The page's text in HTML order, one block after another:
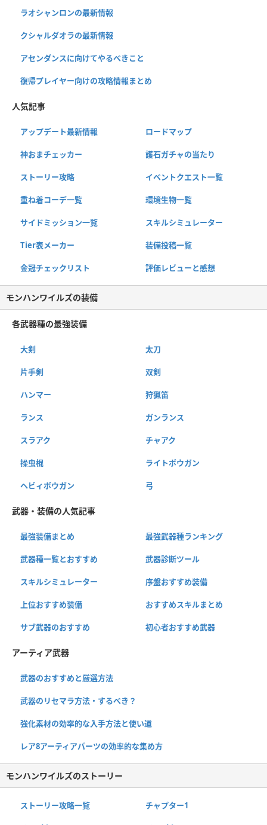
ラオシャンロンの最新情報
クシャルダオラの最新情報
アセンダンスに向けてやるべきこと
復帰プレイヤー向けの攻略情報まとめ
人気記事
アップデート最新情報 ロードマップ
神おまチェッカー 護石ガチャの当たり
ストーリー攻略 イベントクエスト一覧
重ね着コーデ一覧 環境生物一覧
サイドミッション一覧 スキルシミュレーター
Tier表メーカー 装備投稿一覧
金冠チェックリスト 評価レビューと感想
モンハンワイルズの装備
各武器種の最強装備
大剣 太刀
片手剣 双剣
ハンマー 狩猟笛
ランス ガンランス
スラアク チャアク
操虫棍 ライトボウガン
ヘビィボウガン 弓
武器・装備の人気記事
最強装備まとめ 最強武器種ランキング
武器種一覧とおすすめ 武器診断ツール
スキルシミュレーター 序盤おすすめ装備
上位おすすめ装備 おすすめスキルまとめ
サブ武器のおすすめ 初心者おすすめ武器
アーティア武器
武器のおすすめと厳選方法
武器のリセマラ方法・するべき？
強化素材の効率的な入手方法と使い道
レア8アーティアパーツの効率的な集め方
モンハンワイルズのストーリー
ストーリー攻略一覧 チャプター1